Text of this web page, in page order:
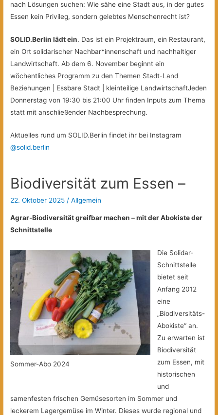
nach Lösungen suchen: Wie sähe eine Stadt aus, in der gutes
Essen kein Privileg, sondern gelebtes Menschenrecht ist?
SOLID.Berlin lädt ein. Das ist ein Projektraum, ein Restaurant,
ein Ort solidarischer Nachbar*innenschaft und nachhaltiger
Landwirtschaft. Ab dem 6. November beginnt ein
wöchentliches Programm zu den Themen Stadt-Land
Beziehungen | Essbare Stadt | kleinteilige LandwirtschaftJeden
Donnerstag von 19:30 bis 21:00 Uhr finden Inputs zum Thema
statt mit anschließender Nachbesprechung.
Aktuelles rund um SOLID.Berlin findet ihr bei Instagram
@solid.berlin
Biodiversität zum Essen –
22. Oktober 2025 /Allgemein
Agrar-Biodiversität greifbar machen – mit der Abokiste der
Schnittstelle
Sommer-Abo 2024
Die Solidar-
Schnittstelle
bietet seit
Anfang 2012
eine
„Biodiversitäts-
Abokiste“ an.
Zu erwarten ist
Biodiversität
zum Essen, mit
historischen
und
samenfesten frischen Gemüsesorten im Sommer und
leckerem Lagergemüse im Winter. Dieses wurde regional und